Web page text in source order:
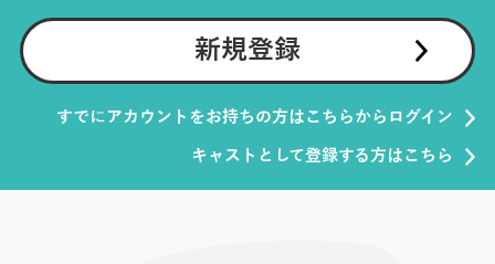
新規登録
すでにアカウントをお持ちの方はこちらからログイン
キャストとして登録する方はこちら